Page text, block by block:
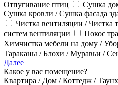
Отпугивание птиц
Сушка
Сушка кровли / Сушка фасада
Чистка вентиляции / Чистка
систем вентиляции
Покос
Химчистка мебели на дому /
Тараканы / Блохи / Муравьи /
Далее
Какое у вас помещение?
Квартира / Дом / Коттедж /